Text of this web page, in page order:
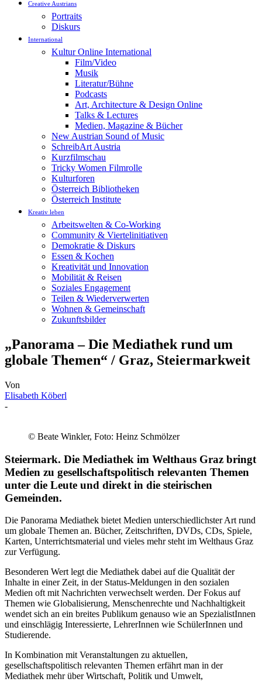
Creative Austrians
Portraits
Diskurs
International
Kultur Online International
Film/Video
Musik
Literatur/Bühne
Podcasts
Art, Architecture & Design Online
Talks & Lectures
Medien, Magazine & Bücher
New Austrian Sound of Music
SchreibArt Austria
Kurzfilmschau
Tricky Women Filmrolle
Kulturforen
Österreich Bibliotheken
Österreich Institute
Kreativ leben
Arbeitswelten & Co-Working
Community & Viertelinitiativen
Demokratie & Diskurs
Essen & Kochen
Kreativität und Innovation
Mobilität & Reisen
Soziales Engagement
Teilen & Wiederverwerten
Wohnen & Gemeinschaft
Zukunftsbilder
„Panorama – Die Mediathek rund um
globale Themen“ / Graz, Steiermarkweit
Von
Elisabeth Köberl
-
© Beate Winkler, Foto: Heinz Schmölzer
Steiermark. Die Mediathek im Welthaus Graz bringt
Medien zu gesellschaftspolitisch relevanten Themen
unter die Leute und direkt in die steirischen
Gemeinden.
Die Panorama Mediathek bietet Medien unterschiedlichster Art rund
um globale Themen an. Bücher, Zeitschriften, DVDs, CDs, Spiele,
Karten, Unterrichtsmaterial und vieles mehr steht im Welthaus Graz
zur Verfügung.
Besonderen Wert legt die Mediathek dabei auf die Qualität der
Inhalte in einer Zeit, in der Status-Meldungen in den sozialen
Medien oft mit Nachrichten verwechselt werden. Der Fokus auf
Themen wie Globalisierung, Menschenrechte und Nachhaltigkeit
wendet sich an ein breites Publikum genauso wie an SpezialistInnen
und einschlägig Interessierte, LehrerInnen wie SchülerInnen und
Studierende.
In Kombination mit Veranstaltungen zu aktuellen,
gesellschaftspolitisch relevanten Themen erfährt man in der
Mediathek mehr über Wirtschaft, Politik und Umwelt,